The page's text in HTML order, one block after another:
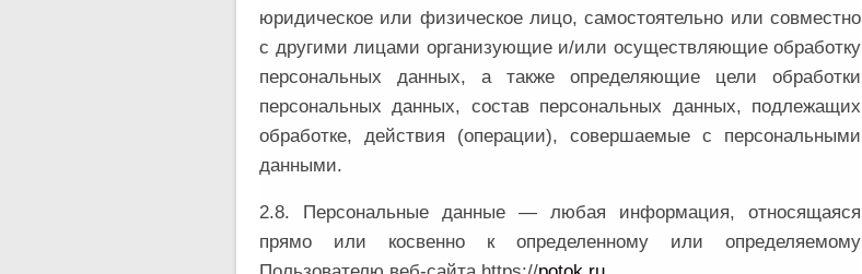
юридическое или физическое лицо, самостоятельно или совместно
с другими лицами организующие и/или осуществляющие обработку
персональных данных, а также определяющие цели обработки
персональных данных, состав персональных данных, подлежащих
обработке, действия (операции), совершаемые с персональными
данными.
2.8. Персональные данные — любая информация, относящаяся
прямо или косвенно к определенному или определяемому